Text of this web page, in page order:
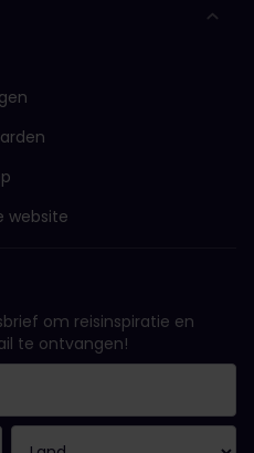
website
om reisinspiratie en
te ontvangen!